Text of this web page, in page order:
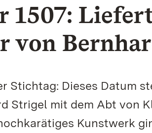
1507:
von
Stichtag: Dieses Datum
Strigel mit dem Abt von
Kunstwerk